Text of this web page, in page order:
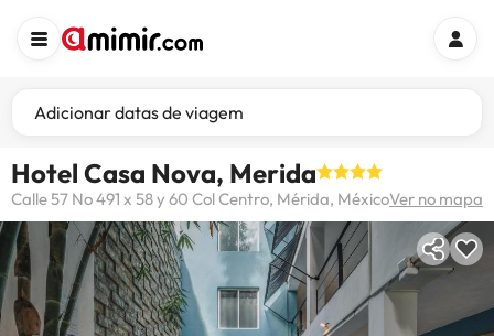
Adicionar datas de viagem
Hotel Casa Nova, Merida
Calle 57 No 491 x 58 y 60 Col Centro, Mérida, MéxicoVer no mapa